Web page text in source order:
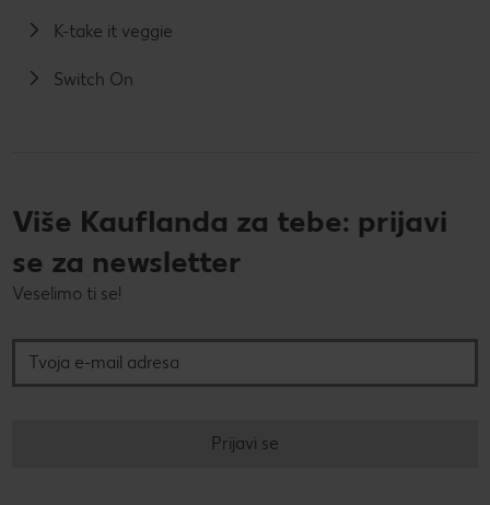
K-take it veggie
Switch On
Više Kauflanda za tebe: prijavi
se za newsletter
Veselimo ti se!
Prijavi se